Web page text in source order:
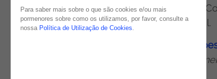
da empresa através da adição de um novo
aos já estabelecidos em Portugal e no Brasil.
O lançamento de hoje representa um
Para saber mais sobre o que são cookies e/ou mais
pormenores sobre como os utilizamos, por favor, consulte a
nossa Política de Utilização de Cookies